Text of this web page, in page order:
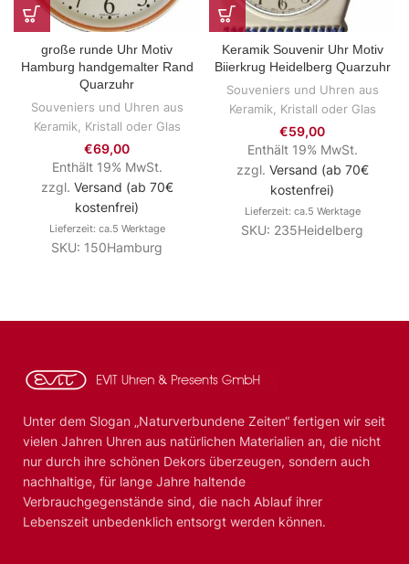
große runde Uhr Motiv
Hamburg handgemalter Rand
Quarzuhr
Souveniers und Uhren aus
Keramik, Kristall oder Glas
€69,00
Enthält 19% MwSt.
zzgl. Versand (ab 70€
kostenfrei)
Lieferzeit: ca.5 Werktage
SKU: 150Hamburg
Keramik Souvenir Uhr Motiv
Biierkrug Heidelberg Quarzuhr
Souveniers und Uhren aus
Keramik, Kristall oder Glas
€59,00
Enthält 19% MwSt.
zzgl. Versand (ab 70€
kostenfrei)
Lieferzeit: ca.5 Werktage
SKU: 235Heidelberg
Unter dem Slogan „Naturverbundene Zeiten“ fertigen wir seit
vielen Jahren Uhren aus natürlichen Materialien an, die nicht
nur durch ihre schönen Dekors überzeugen, sondern auch
nachhaltige, für lange Jahre haltende
Verbrauchgegenstände sind, die nach Ablauf ihrer
Lebenszeit unbedenklich entsorgt werden können.